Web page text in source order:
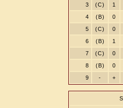
3
(C) 1
4
(B) 0
5
(C) 0
6
(B) 1
7
(C) 0
8
(B) 0
9
- +